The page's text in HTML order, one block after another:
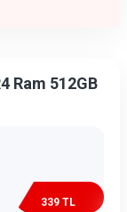
Ram 512GB
339 TL